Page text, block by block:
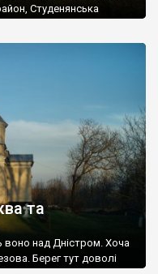
Студенянська
Всі епітафії, які
– цвинтар
У 1924-1940
та
воно над Дністром. Хоча
Берег тут доволі